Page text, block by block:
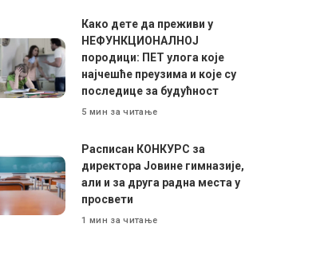
Како дете да преживи у
НЕФУНКЦИОНАЛНОЈ
породици: ПЕТ улога које
најчешће преузима и које су
последице за будућност
5 мин за читање
Расписан КОНКУРС за
директора Јовине гимназије,
али и за друга радна места у
просвети
1 мин за читање